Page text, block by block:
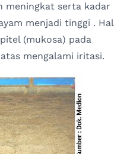
meningkat serta kadar
menjadi tinggi . Hal
(mukosa) pada
mengalami iritasi.